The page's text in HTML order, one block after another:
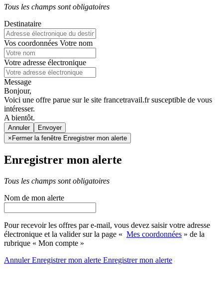
Tous les champs sont obligatoires
Destinataire
Vos coordonnées Votre nom
Votre adresse électronique
Message
Bonjour,
Voici une offre parue sur le site francetravail.fr susceptible de vous
intéresser.
A bientôt.
Annuler
× Fermer la fenêtre Enregistrer mon alerte
Enregistrer mon alerte
Tous les champs sont obligatoires
Nom de mon alerte
Pour recevoir les offres par e-mail, vous devez saisir votre adresse
électronique et la valider sur la page « Mes coordonnées » de la
rubrique « Mon compte »
AnnulerEnregistrer mon alerte Enregistrermon alerte